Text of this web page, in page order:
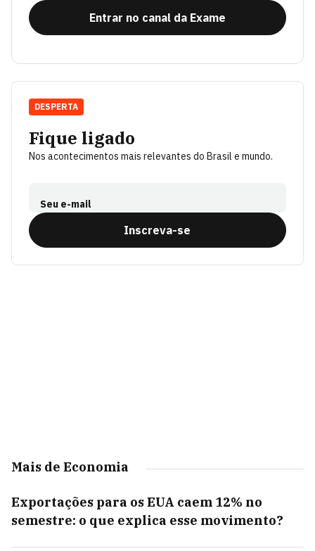
Entrar no canal da Exame
Fique ligado
Nos acontecimentos mais relevantes do Brasil e mundo.
Seu e-mail
Inscreva-se
DESPERTA
Mais de Economia
Exportações para os EUA caem 12% no
semestre: o que explica esse movimento?